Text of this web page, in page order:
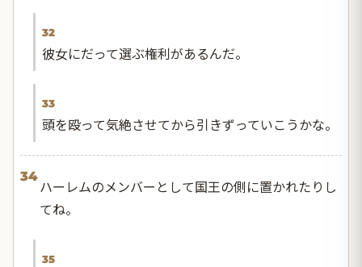
32
彼女にだって選ぶ権利があるんだ。
33
頭を殴って気絶させてから引きずっていこうかな。
34
ハーレムのメンバーとして国王の側に置かれたりし
てね。
35